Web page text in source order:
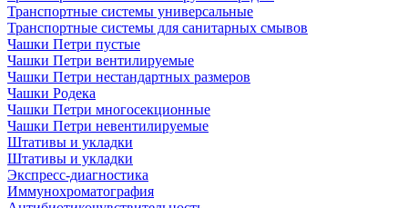
Транспортные системы универсальные
Транспортные системы для санитарных смывов
Чашки Петри пустые
Чашки Петри вентилируемые
Чашки Петри нестандартных размеров
Чашки Родека
Чашки Петри многосекционные
Чашки Петри невентилируемые
Штативы и укладки
Штативы и укладки
Экспресс-диагностика
Иммунохроматография